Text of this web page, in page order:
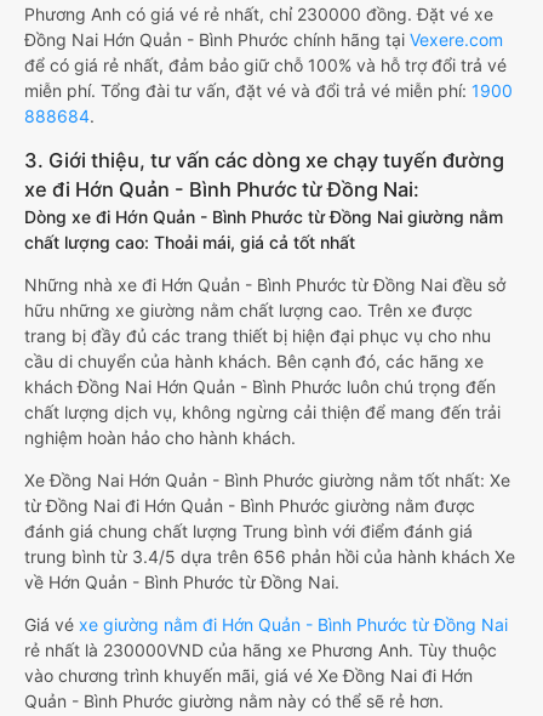
Phương Anh có giá vé rẻ nhất, chỉ 230000 đồng. Đặt vé xe
Đồng Nai Hớn Quản - Bình Phước chính hãng tại Vexere.com
để có giá rẻ nhất, đảm bảo giữ chỗ 100% và hỗ trợ đổi trả vé
miễn phí. Tổng đài tư vấn, đặt vé và đổi trả vé miễn phí: 1900
888684.
3. Giới thiệu, tư vấn các dòng xe chạy tuyến đường
xe đi Hớn Quản - Bình Phước từ Đồng Nai:
Dòng xe đi Hớn Quản - Bình Phước từ Đồng Nai giường nằm
chất lượng cao: Thoải mái, giá cả tốt nhất
Những nhà xe đi Hớn Quản - Bình Phước từ Đồng Nai đều sở
hữu những xe giường nằm chất lượng cao. Trên xe được
trang bị đầy đủ các trang thiết bị hiện đại phục vụ cho nhu
cầu di chuyển của hành khách. Bên cạnh đó, các hãng xe
khách Đồng Nai Hớn Quản - Bình Phước luôn chú trọng đến
chất lượng dịch vụ, không ngừng cải thiện để mang đến trải
nghiệm hoàn hảo cho hành khách.
Xe Đồng Nai Hớn Quản - Bình Phước giường nằm tốt nhất: Xe
từ Đồng Nai đi Hớn Quản - Bình Phước giường nằm được
đánh giá chung chất lượng Trung bình với điểm đánh giá
trung bình từ 3.4/5 dựa trên 656 phản hồi của hành khách Xe
về Hớn Quản - Bình Phước từ Đồng Nai.
Giá vé xe giường nằm đi Hớn Quản - Bình Phước từ Đồng Nai
rẻ nhất là 230000VND của hãng xe Phương Anh. Tùy thuộc
vào chương trình khuyến mãi, giá vé Xe Đồng Nai đi Hớn
Quản - Bình Phước giường nằm này có thể sẽ rẻ hơn.